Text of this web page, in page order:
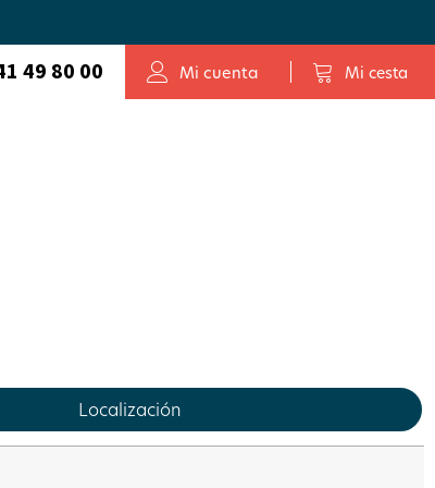
49 80 00 Mi cuenta Mi cesta
Localización